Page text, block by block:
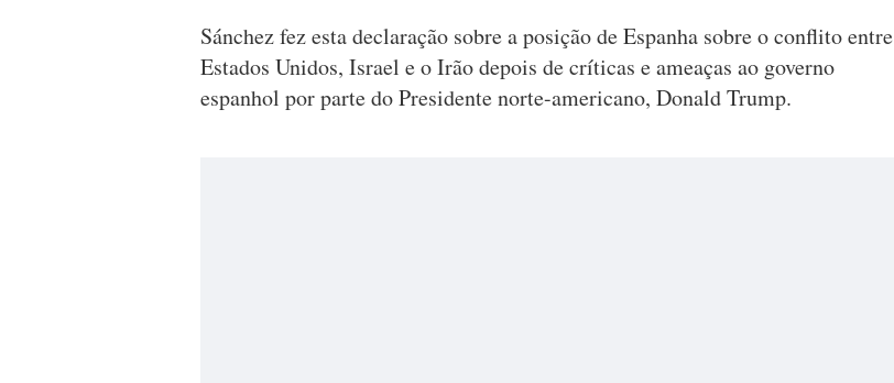
Sánchez fez esta declaração sobre a posição de Espanha sobre o conflito entre
Estados Unidos, Israel e o Irão depois de críticas e ameaças ao governo
espanhol por parte do Presidente norte-americano, Donald Trump.